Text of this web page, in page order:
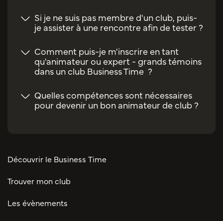
Si je ne suis pas membre d'un club, puis-
je assister à une rencontre afin de tester ?
Comment puis-je m'inscrire en tant
qu'animateur ou expert - grands témoins
dans un club Business Time ?
Quelles compétences sont nécessaires
pour devenir un bon animateur de club ?
Découvrir le Business Time
Trouver mon club
Les évènements